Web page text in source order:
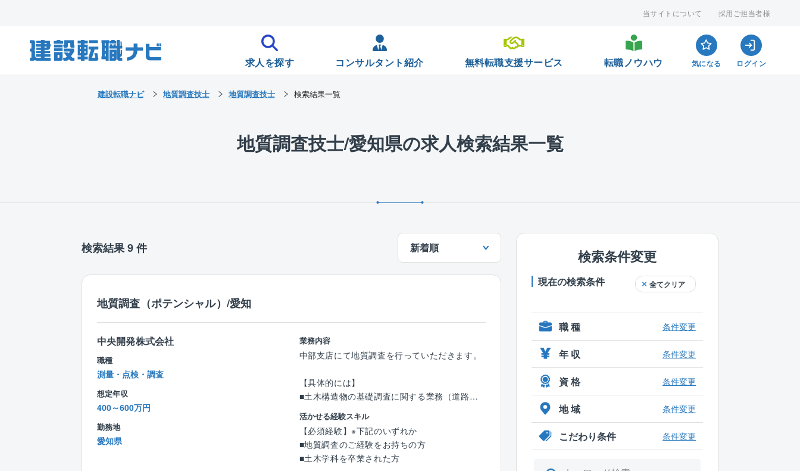
当サイトについて 採用ご担当者様
求人を探す コンサルタント紹介 無料転職支援サービス 転職ノウハウ 気になる ログイン
地質調査技士/愛知県の求人検索結果一覧
検索結果 9 件 新着順
地質調査（ポテンシャル）/愛知
中央開発株式会社
職種
測量・点検・調査
想定年収
400～600万円
勤務地
愛知県
業務内容
中部支店にて地質調査を行っていただきます。
【具体的には】
■土木構造物の基礎調査に関する業務（道路、
トンネル、ダム、河川など）
■斜面防災に関する業務（地すべり調査、斜面
調査など）
■維持管理に関する業務（道路防災点検、斜面
点検など）
活かせる経験スキル
【必須経験】※下記のいずれか
■地質調査のご経験をお持ちの方
■土木学科を卒業された方
検索条件変更
現在の検索条件 全てクリア
職 種 条件変更
年 収 条件変更
資 格 条件変更
地 域 条件変更
こだわり条件 条件変更
建設転職ナビ 地質調査技士 地質調査技士 検索結果一覧